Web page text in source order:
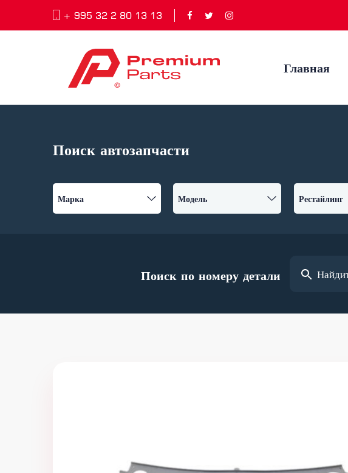
+ 995 32 2 80 13 13
Главная
Поиск автозапчасти
Поиск по номеру детали